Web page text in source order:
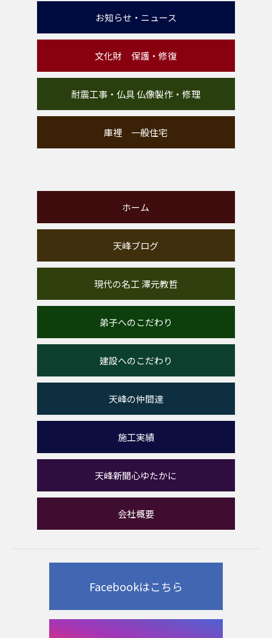
お知らせ・ニュース
文化財 保護・修復
耐震工事・仏具 仏像製作・修理
庫裡 一般住宅
ホーム
天峰ブログ
現代の名工 澤元教哲
弟子へのこだわり
建設へのこだわり
天峰の仲間達
施工実績
天峰新聞心ゆたかに
会社概要
Facebookはこちら